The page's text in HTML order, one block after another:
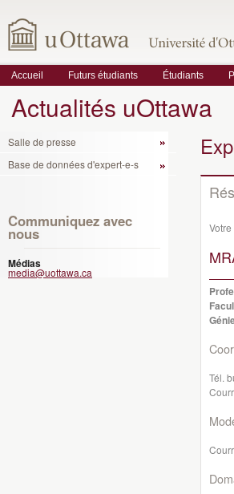
Accueil Futurs étudiants Étudiants
Actualités uOttawa
Salle de presse
Base de données d'expert-e-s
Communiquez avec
nous
Médias
media@uottawa.ca
Tél.